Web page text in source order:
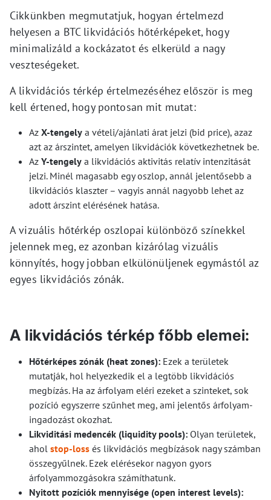
Cikkünkben megmutatjuk, hogyan értelmezd
helyesen a BTC likvidációs hőtérképeket, hogy
minimalizáld a kockázatot és elkerüld a nagy
veszteségeket.
A likvidációs térkép értelmezéséhez először is meg
kell értened, hogy pontosan mit mutat:
Az X-tengely a vételi/ajánlati árat jelzi (bid price), azaz
azt az árszintet, amelyen likvidációk következhetnek be.
Az Y-tengely a likvidációs aktivitás relatív intenzitását
jelzi. Minél magasabb egy oszlop, annál jelentősebb a
likvidációs klaszter – vagyis annál nagyobb lehet az
adott árszint elérésének hatása.
A vizuális hőtérkép oszlopai különböző színekkel
jelennek meg, ez azonban kizárólag vizuális
könnyítés, hogy jobban elkülönüljenek egymástól az
egyes likvidációs zónák.
A likvidációs térkép főbb elemei:
Hőtérképes zónák (heat zones): Ezek a területek
mutatják, hol helyezkedik el a legtöbb likvidációs
megbízás. Ha az árfolyam eléri ezeket a szinteket, sok
pozíció egyszerre szűnhet meg, ami jelentős árfolyam-
ingadozást okozhat.
Likviditási medencék (liquidity pools): Olyan területek,
ahol stop-loss és likvidációs megbízások nagy számban
összegyűlnek. Ezek elérésekor nagyon gyors
árfolyammozgásokra számíthatunk.
Nyitott pozíciók mennyisége (open interest levels):